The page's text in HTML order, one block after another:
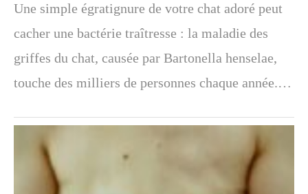
Une simple égratignure de votre chat adoré peut
cacher une bactérie traîtresse : la maladie des
griffes du chat, causée par Bartonella henselae,
touche des milliers de personnes chaque année.…